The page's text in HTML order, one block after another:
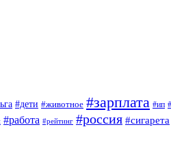
#дети #животное #зарплата #ип
#работа #рейтинг #россия #сигарета